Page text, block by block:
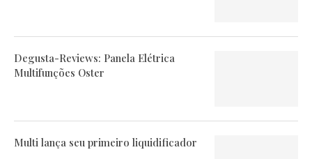
Degusta-Reviews: Panela Elétrica
Multifunções Oster
Multi lança seu primeiro liquidificador